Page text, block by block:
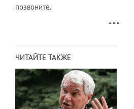
позвоните.
* * *
ЧИТАЙТЕ ТАКЖЕ